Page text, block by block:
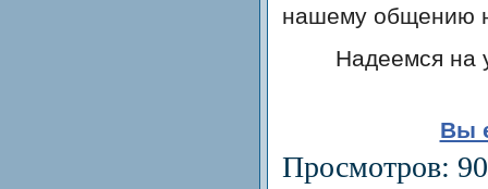
нашему общению
Надеемся на
Вы
Просмотров: